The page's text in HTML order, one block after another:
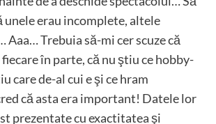
unele erau incomplete, altele
Trebuia să-mi cer scuze că
în parte, că nu ştiu ce hobby-
care de-al cui e şi ce hram
că asta era important! Datele lor
prezentate cu exactitatea şi